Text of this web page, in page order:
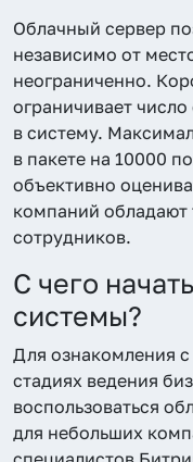
Облачный сервер
независимо от
неограниченно.
ограничивает
в систему.
в пакете на 10000
объективно
компаний обладают
сотрудников.
С чего
системы?
Для ознакомления
стадиях ведения
воспользоваться
для небольших